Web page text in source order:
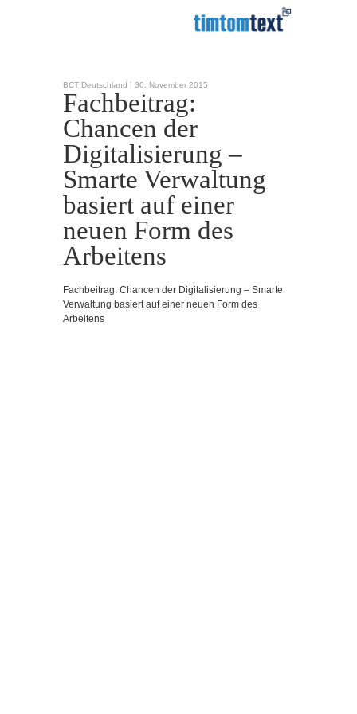
BCT Deutschland | 30. November 2015
Fachbeitrag:
Chancen der
Digitalisierung –
Smarte Verwaltung
basiert auf einer
neuen Form des
Arbeitens
Fachbeitrag: Chancen der Digitalisierung – Smarte
Verwaltung basiert auf einer neuen Form des
Arbeitens